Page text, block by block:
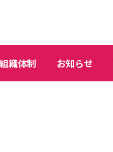
組織体制 お知らせ